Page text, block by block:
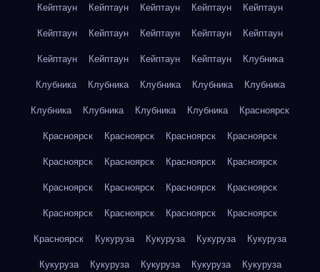
Кейптаун
Кейптаун Кейптаун Кейптаун
Кейптаун
Кейптаун
Кейптаун Кейптаун Кейптаун
Кейптаун
Кейптаун
Кейптаун Кейптаун Кейптаун
Клубника
Клубника
Клубника Клубника Клубника
Клубника
Клубника
Клубника Клубника Клубника
Красноярск
Красноярск
Красноярск Красноярск
Красноярск
Красноярск
Красноярск Красноярск
Красноярск
Красноярск
Красноярск Красноярск
Красноярск
Красноярск
Красноярск Красноярск
Красноярск
Красноярск
Кукуруза Кукуруза Кукуруза
Кукуруза
Кукуруза
Кукуруза Кукуруза Кукуруза
Кукуруза